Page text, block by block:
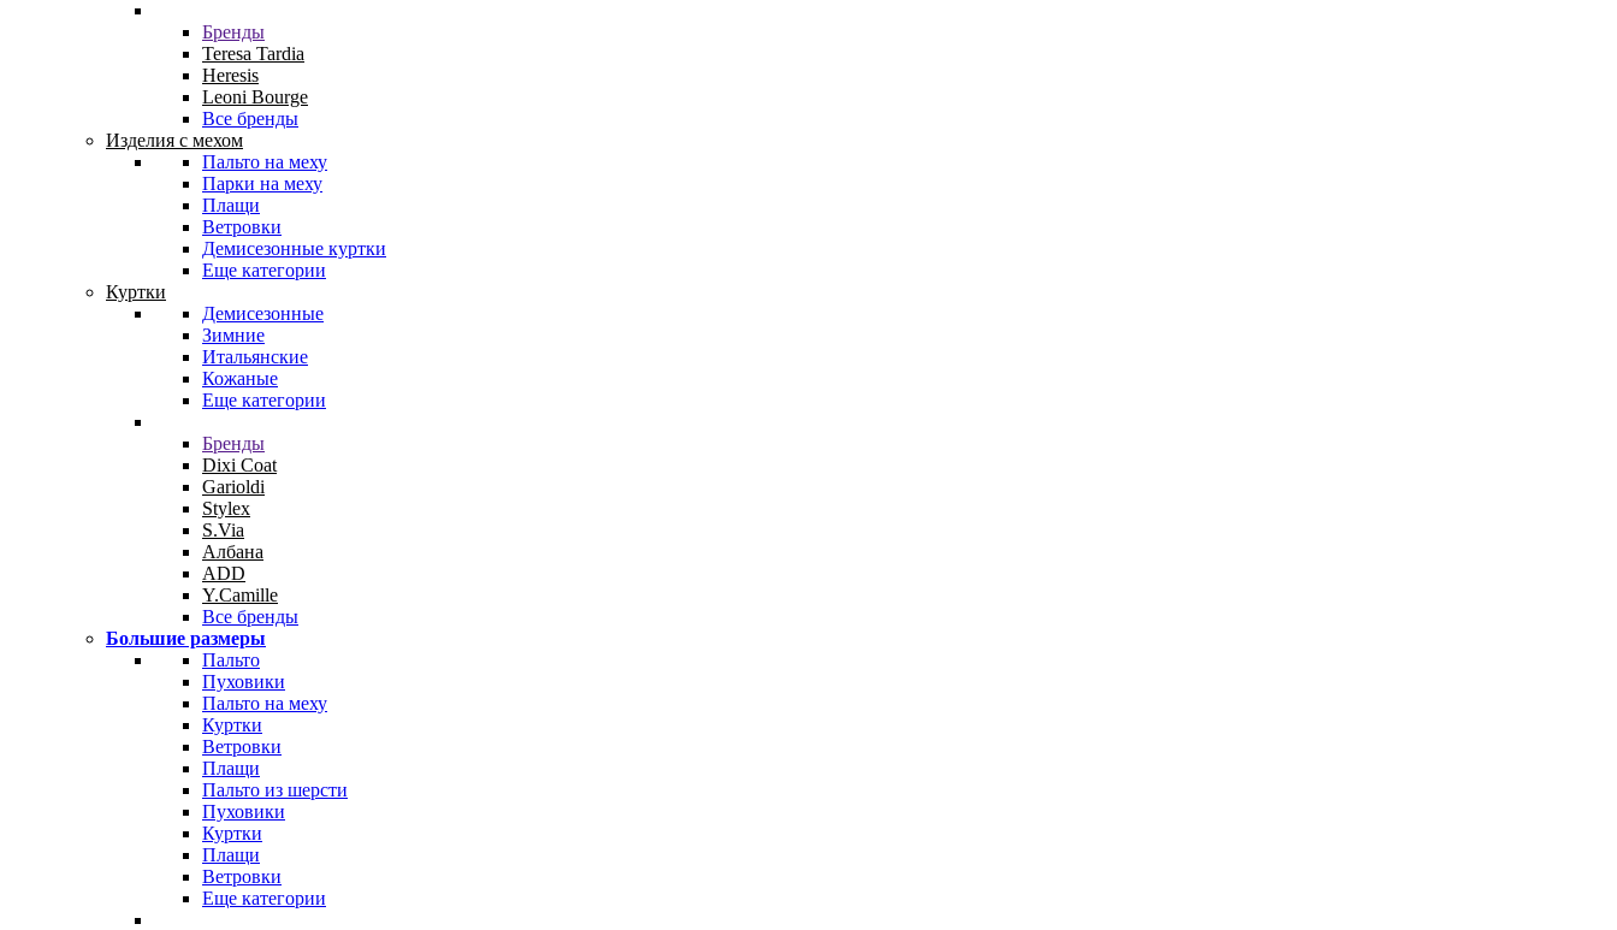
Бренды
Teresa Tardia
Heresis
Leoni Bourge
Все бренды
Изделия с мехом
Пальто на меху
Парки на меху
Плащи
Ветровки
Демисезонные куртки
Еще категории
Куртки
Демисезонные
Зимние
Итальянские
Кожаные
Еще категории
Бренды
Dixi Coat
Garioldi
Stylex
S.Via
Албана
ADD
Y.Camille
Все бренды
Большие размеры
Пальто
Пуховики
Пальто на меху
Куртки
Ветровки
Плащи
Пальто из шерсти
Пуховики
Куртки
Плащи
Ветровки
Еще категории